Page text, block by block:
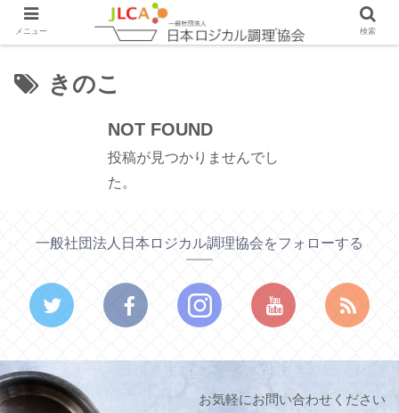
きのこ
NOT FOUND
投稿が見つかりませんでし
た。
一般社団法人日本ロジカル調理協会をフォローする
お気軽にお問い合わせください
メニュー 検索